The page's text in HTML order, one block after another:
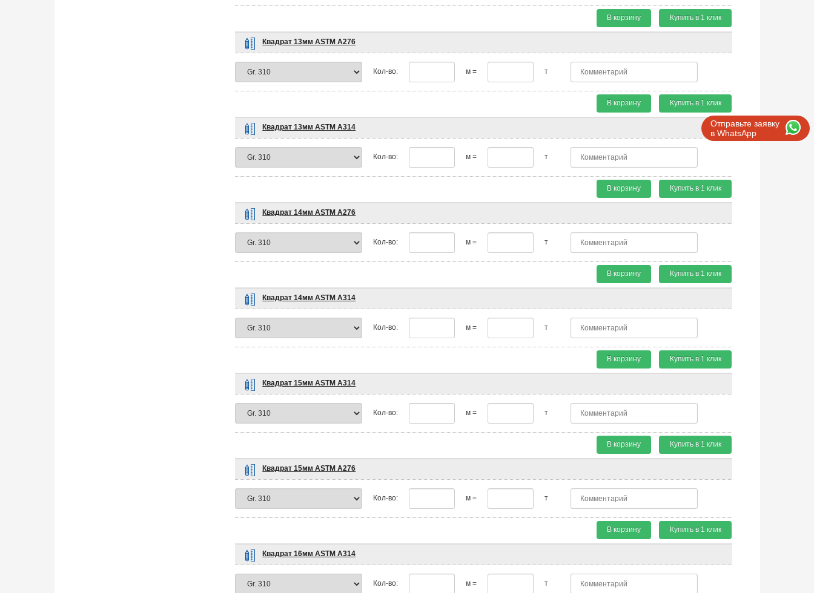
Отправьте заявку
в WhatsApp
В корзину Купить в 1 клик
Квадрат 13мм ASTM A276
Кол-во: м = т
В корзину Купить в 1 клик
Квадрат 13мм ASTM A314
Кол-во: м = т
В корзину Купить в 1 клик
Квадрат 14мм ASTM A276
Кол-во: м = т
В корзину Купить в 1 клик
Квадрат 14мм ASTM A314
Кол-во: м = т
В корзину Купить в 1 клик
Квадрат 15мм ASTM A314
Кол-во: м = т
В корзину Купить в 1 клик
Квадрат 15мм ASTM A276
Кол-во: м = т
В корзину Купить в 1 клик
Квадрат 16мм ASTM A314
Кол-во: м = т